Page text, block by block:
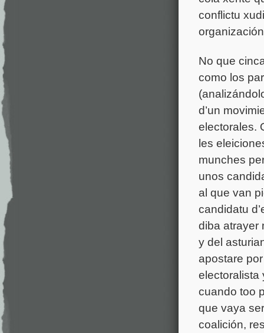
conflictu
No que
como los
d’un
electorales.
les
munches
unos
al que van
candidatu
diba atrayer
y del
apostare
electoralista
cuando too
que vaya
coalición,